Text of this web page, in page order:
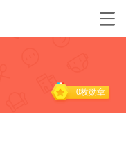
0枚勋章